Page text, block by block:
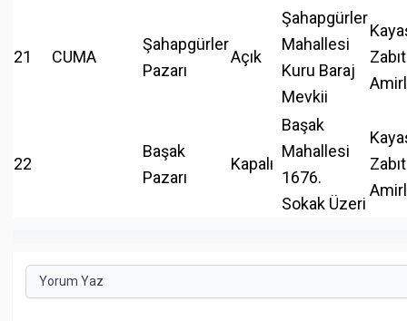
CUMA
21
Şahapgürler
Pazarı
Açık
Şahapgürler
Mahallesi
Kuru Baraj
Mevkii
22
Başak
Pazarı
Kapalı
Başak
Mahallesi
1676.
Sokak Üzeri
Yorum Yaz